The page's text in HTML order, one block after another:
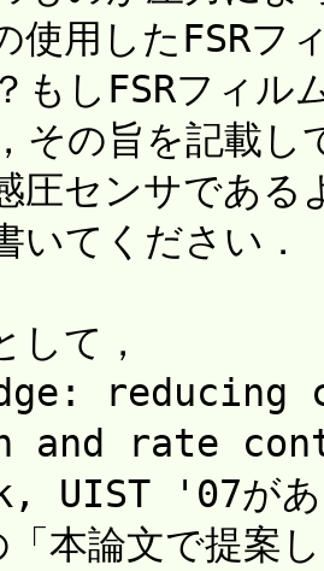
使用したFSRフ
もしFSRフィル
その旨を記載し
圧センサである
いてください．
して，
and rate
UIST '07があ
「本論文で提